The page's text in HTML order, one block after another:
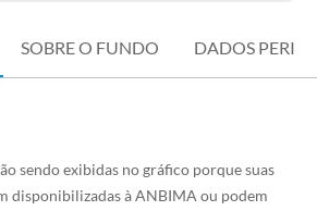
SOBRE O FUNDO DADOS
sendo exibidas no gráfico porque suas
disponibilizadas à ANBIMA ou podem